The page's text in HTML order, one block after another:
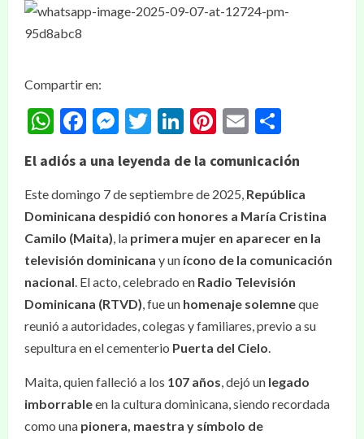
Compartir en:
WhatsApp
Facebook
Messenger
Twitter
LinkedIn
Pinterest
Email
El adiós a una leyenda de la comunicación
Este domingo 7 de septiembre de 2025, República
Dominicana despidió con honores a María Cristina
Camilo (Maita), la primera mujer en aparecer en la
televisión dominicana y un ícono de la comunicación
nacional. El acto, celebrado en Radio Televisión
Dominicana (RTVD), fue un homenaje solemneque
reunió a autoridades, colegas y familiares, previo a su
sepultura en el cementerio Puerta del Cielo.
Maita, quien falleció a los 107 años, dejó un legado
imborrableen la cultura dominicana, siendo recordada
como una pionera, maestra y símbolo de